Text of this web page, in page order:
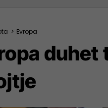
> Evropa
duhet